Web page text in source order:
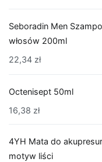
Seboradin Men
włosów 200ml
22,34 zł
Octenisept 50ml
16,38 zł
4YH Mata do
motyw liści